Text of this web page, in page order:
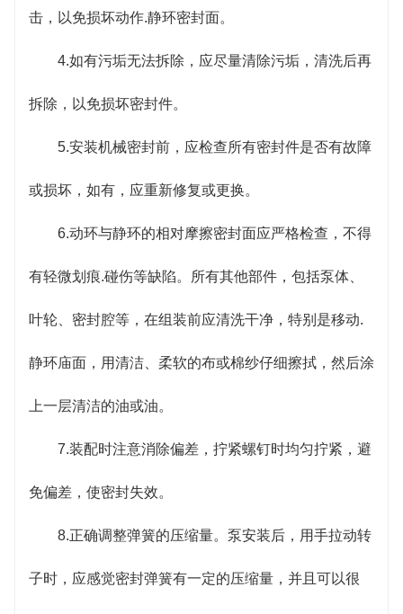
击，以免损坏动作.静环密封面。
4.如有污垢无法拆除，应尽量清除污垢，清洗后再
拆除，以免损坏密封件。
5.安装机械密封前，应检查所有密封件是否有故障
或损坏，如有，应重新修复或更换。
6.动环与静环的相对摩擦密封面应严格检查，不得
有轻微划痕.碰伤等缺陷。所有其他部件，包括泵体、
叶轮、密封腔等，在组装前应清洗干净，特别是移动.
静环庙面，用清洁、柔软的布或棉纱仔细擦拭，然后涂
上一层清洁的油或油。
7.装配时注意消除偏差，拧紧螺钉时均匀拧紧，避
免偏差，使密封失效。
8.正确调整弹簧的压缩量。泵安装后，用手拉动转
子时，应感觉密封弹簧有一定的压缩量，并且可以很